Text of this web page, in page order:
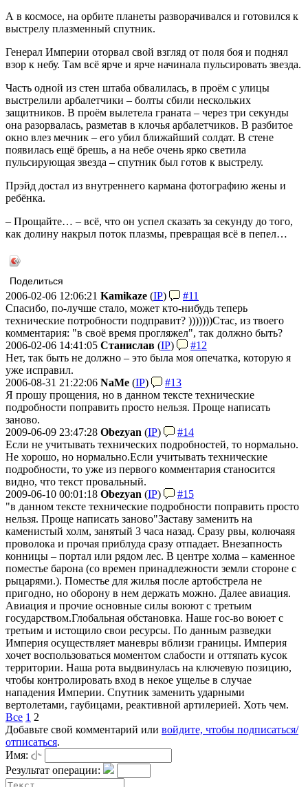
А в космосе, на орбите планеты разворачивался и готовился к
выстрелу плазменный спутник.
Генерал Империи оторвал свой взгляд от поля боя и поднял
взор к небу. Там всё ярче и ярче начинала пульсировать звезда.
Часть одной из стен штаба обвалилась, в проём с улицы
выстрелили арбалетчики – болты сбили нескольких
защитников. В проём вылетела граната – через три секунды
она разорвалась, разметав в клочья арбалетчиков. В разбитое
окно влез мечник – его убил ближайший солдат. В стене
появилась ещё брешь, а на небе очень ярко светила
пульсирующая звезда – спутник был готов к выстрелу.
Прэйд достал из внутреннего кармана фотографию жены и
ребёнка.
– Прощайте… – всё, что он успел сказать за секунду до того,
как долину накрыл поток плазмы, превращая всё в пепел…
Поделиться
2006-02-06 12:06:21 Kamikaze (IP)
#11
Спасибо, по-лучше стало, может кто-нибудь теперь
технические потробности подправит? )))))))Стас, из твоего
комментария: "в своё время прогляжел", так должно быть?
2006-02-06 14:41:05 Станислав (IP)
#12
Нет, так быть не должно – это была моя опечатка, которую я
уже исправил.
2006-08-31 21:22:06 NaMe (IP)
#13
Я прошу прощения, но в данном тексте технические
подробности поправить просто нельзя. Проще написать
заново.
2009-06-09 23:47:28 Obezyan (IP)
#14
Если не учитывать технических подробностей, то нормально.
Не хорошо, но нормально.Если учитывать технические
подробности, то уже из первого комментария станосится
видно, что текст провальный.
2009-06-10 00:01:18 Obezyan (IP)
#15
"в данном тексте технические подробности поправить просто
нельзя. Проще написать заново"Заставу заменить на
каменистый холм, занятый 3 часа назад. Сразу рвы, колючаяя
проволока и прочая приблуда сразу отпадает. Внезапность
конницы – портал или рядом лес. В центре холма – каменное
поместье барона (со времен принадлежности земли стороне с
рыцарями.). Поместье для жилья после артобстрела не
пригодно, но оборону в нем держать можно. Далее авиация.
Авиация и прочие основные силы воюют с третьим
государством.Глобальная обстановка. Наше гос-во воюет с
третьим и истощило свои ресурсы. По данным разведки
Империя осуществляет маневры вблизи границы. Империя
хочет воспользоваться моментом слабости и оттяпать кусок
территории. Наша рота выдвинулась на ключевую позицию,
чтобы контролировать вход в некое ущелье в случае
нападения Империи. Спутник заменить ударными
вертолетами, гаубицами, реактивной артилерией. Хоть чем.
Все 1 2
Добавьте свой комментарий или войдите, чтобы подписаться/
отписаться.
Имя:
Результат операции: